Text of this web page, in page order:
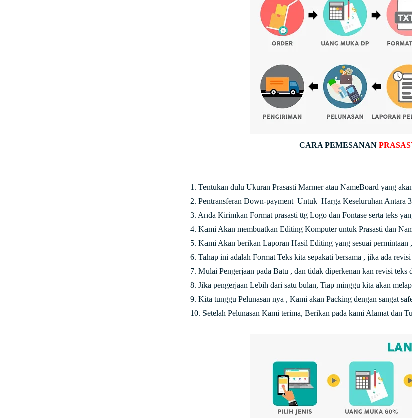
CARA PEMESANAN
1. Tentukan dulu Ukuran Prasasti Marmer atau NameBoard yang
2. Pentransferan Down-payment Untuk Harga Keseluruhan Antara
3. Anda Kirimkan Format prasasti ttg Logo dan Fontase serta teks
4. Kami Akan membuatkan Editing Komputer untuk Prasasti dan
5. Kami Akan berikan Laporan Hasil Editing yang sesuai permintaan
6. Tahap ini adalah Format Teks kita sepakati bersama , jika ada
7. Mulai Pengerjaan pada Batu , dan tidak diperkenan kan revisi teks
8. Jika pengerjaan Lebih dari satu bulan, Tiap minggu kita akan
9. Kita tunggu Pelunasan nya , Kami akan Packing dengan sangat
10. Setelah Pelunasan Kami terima, Berikan pada kami Alamat dan